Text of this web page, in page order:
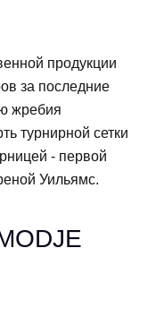
продукции
за последние
жребия
турнирной сетки
- первой
Уильямс.